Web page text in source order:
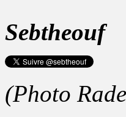
Sebtheouf
(Photo